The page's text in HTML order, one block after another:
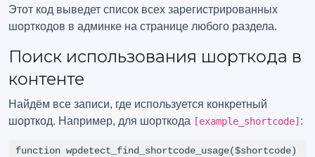
Этот код выведет список всех зарегистрированных
шорткодов в админке на странице любого раздела.
Поиск использования шорткода в
контенте
Найдём все записи, где используется конкретный
шорткод. Например, для шорткода [example_shortcode]:
function wpdetect_find_shortcode_usage($shortcode)